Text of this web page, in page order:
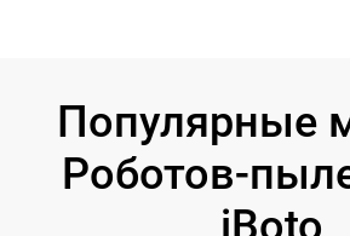
Популярные
Роботов-